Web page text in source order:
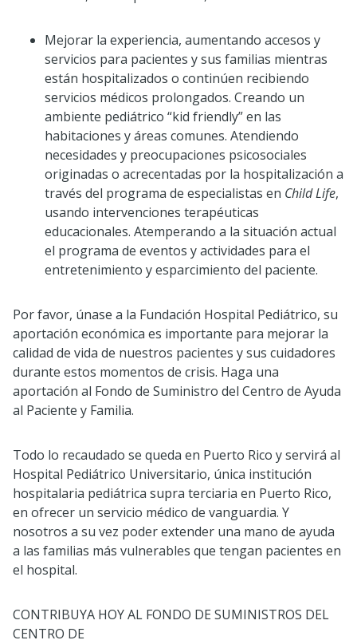
Mejorar la experiencia, aumentando accesos y
servicios para pacientes y sus familias mientras
están hospitalizados o continúen recibiendo
servicios médicos prolongados. Creando un
ambiente pediátrico “kid friendly” en las
habitaciones y áreas comunes. Atendiendo
necesidades y preocupaciones psicosociales
originadas o acrecentadas por la hospitalización a
través del programa de especialistas en Child Life,
usando intervenciones terapéuticas
educacionales. Atemperando a la situación actual
el programa de eventos y actividades para el
entretenimiento y esparcimiento del paciente.
Por favor, únase a la Fundación Hospital Pediátrico, su
aportación económica es importante para mejorar la
calidad de vida de nuestros pacientes y sus cuidadores
durante estos momentos de crisis. Haga una
aportación al Fondo de Suministro del Centro de Ayuda
al Paciente y Familia.
Todo lo recaudado se queda en Puerto Rico y servirá al
Hospital Pediátrico Universitario, única institución
hospitalaria pediátrica supra terciaria en Puerto Rico,
en ofrecer un servicio médico de vanguardia. Y
nosotros a su vez poder extender una mano de ayuda
a las familias más vulnerables que tengan pacientes en
el hospital.
CONTRIBUYA HOY AL FONDO DE SUMINISTROS DEL
CENTRO DE